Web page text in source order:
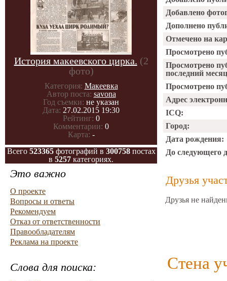
История макеевского цирка. (2
фото)
Категория: Макеевка
Автор поста: savona
Год съемки: не указан
Дата: 27.02.2015 19:30
Рейтинг: 0
Комментарии: 0
Карта: -
Всего 523365фотографий в 300758постах
в 5257 категориях.
Это важно
О проекте
Вопросы и ответы
Рекомендуем
Отказ от ответственности
Правообладателям
Реклама на проекте
Слова для поиска:
Добавлено
Дополнено
Отмечено на
Просмотрено
Просмотрено
последний
Просмотрено
Адрес
ICQ:
Город:
Дата рождения:
До следующего
Друзья
Друзья не
Стена